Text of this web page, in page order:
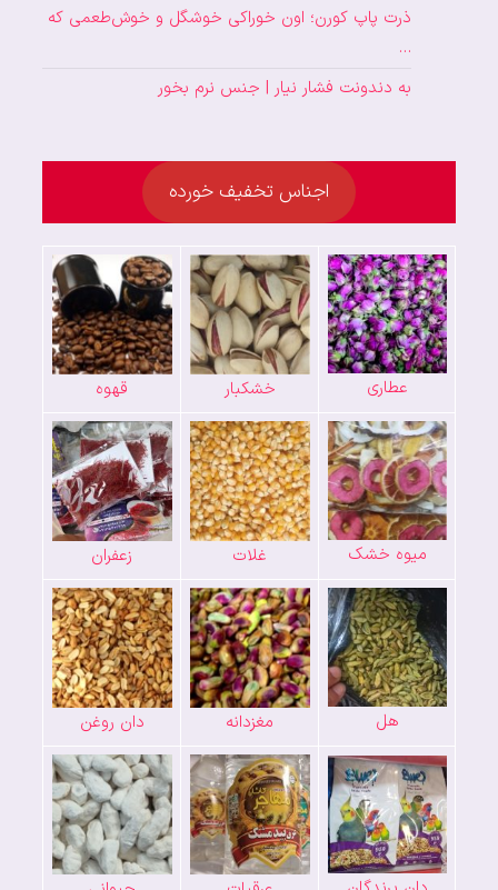
ذرت پاپ کورن؛ اون خوراکی خوشگل و خوش‌طعمی که
…
به دندونت فشار نیار | جنس نرم بخور
اجناس تخفیف خورده
عطاری خشکبار قهوه
میوه خشک غلات زعفران
هل مغزدانه دان روغن